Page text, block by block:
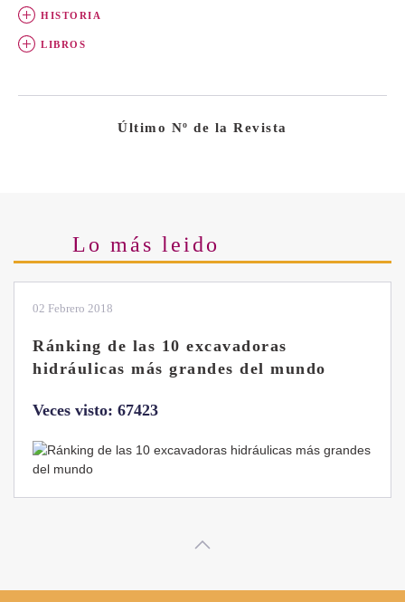
HISTORIA
LIBROS
Último Nº de la Revista
Lo más leido
02 Febrero 2018
Ránking de las 10 excavadoras
hidráulicas más grandes del mundo
Veces visto: 67423